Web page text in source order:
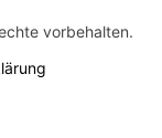
vorbehalten.